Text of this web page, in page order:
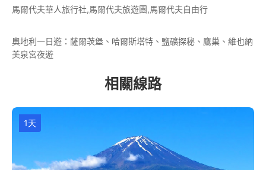
馬爾代夫華人旅行社,馬爾代夫旅遊團,馬爾代夫自由行
奧地利一日遊：薩爾茨堡、哈爾斯塔特、鹽礦探秘、鷹巢、維也納
美泉宮夜遊
相關線路
1天